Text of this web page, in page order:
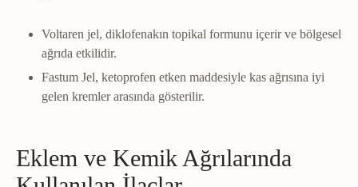
Voltaren jel, diklofenakın topikal formunu içerir ve bölgesel
ağrıda etkilidir.
Fastum Jel, ketoprofen etken maddesiyle kas ağrısına iyi
gelen kremler arasında gösterilir.
Eklem ve Kemik Ağrılarında